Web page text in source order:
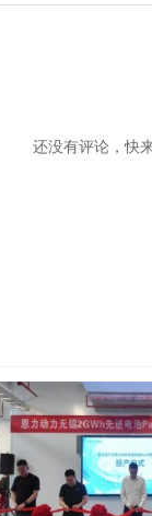
还没有评论，快